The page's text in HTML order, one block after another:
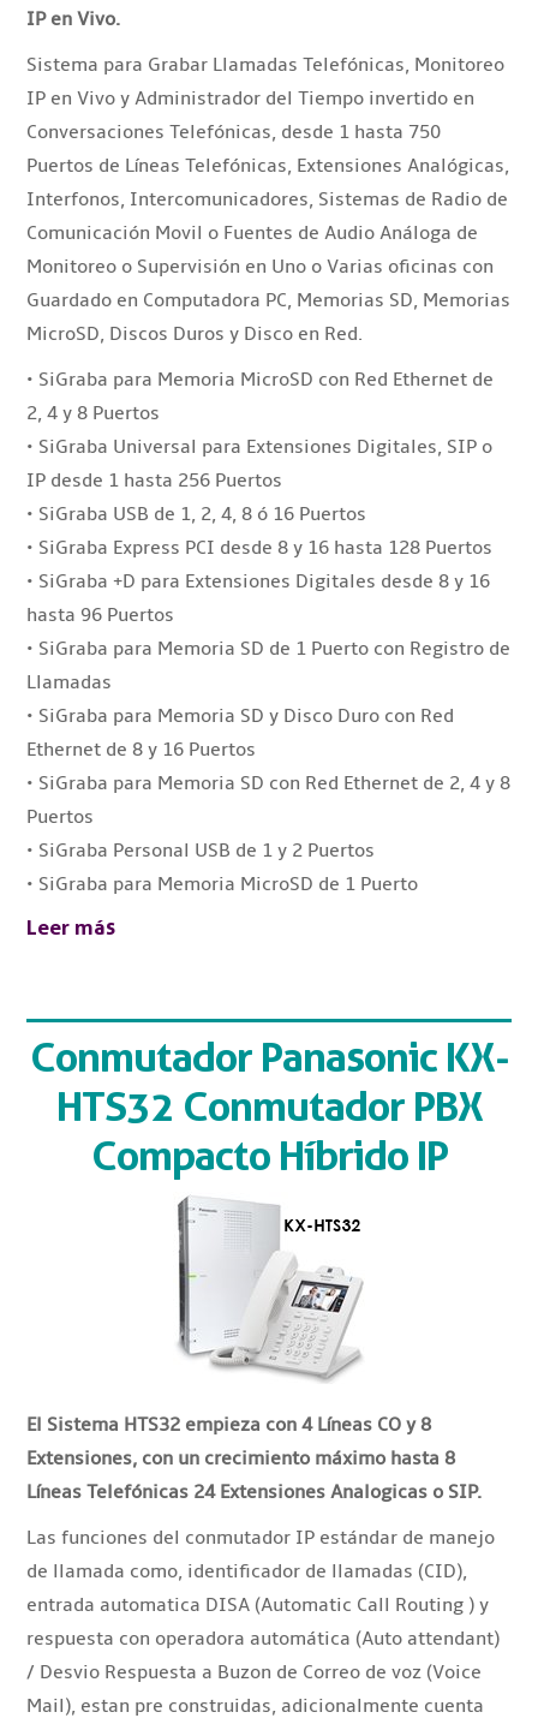
IP en Vivo.
Sistema para Grabar Llamadas Telefónicas, Monitoreo
IP en Vivo y Administrador del Tiempo invertido en
Conversaciones Telefónicas, desde 1 hasta 750
Puertos de Líneas Telefónicas, Extensiones Analógicas,
Interfonos, Intercomunicadores, Sistemas de Radio de
Comunicación Movil o Fuentes de Audio Análoga de
Monitoreo o Supervisión en Uno o Varias oficinas con
Guardado en Computadora PC, Memorias SD, Memorias
MicroSD, Discos Duros y Disco en Red.
• SiGraba para Memoria MicroSD con Red Ethernet de
2, 4 y 8 Puertos
• SiGraba Universal para Extensiones Digitales, SIP o
IP desde 1 hasta 256 Puertos
• SiGraba USB de 1, 2, 4, 8 ó 16 Puertos
• SiGraba Express PCI desde 8 y 16 hasta 128 Puertos
• SiGraba +D para Extensiones Digitales desde 8 y 16
hasta 96 Puertos
• SiGraba para Memoria SD de 1 Puerto con Registro de
Llamadas
• SiGraba para Memoria SD y Disco Duro con Red
Ethernet de 8 y 16 Puertos
• SiGraba para Memoria SD con Red Ethernet de 2, 4 y 8
Puertos
• SiGraba Personal USB de 1 y 2 Puertos
• SiGraba para Memoria MicroSD de 1 Puerto
Leer más
Conmutador Panasonic KX-
HTS32 Conmutador PBX
Compacto Híbrido IP
El Sistema HTS32 empieza con 4 Líneas CO y 8
Extensiones, con un crecimiento máximo hasta 8
Líneas Telefónicas 24 Extensiones Analogicas o SIP.
Las funciones del conmutador IP estándar de manejo
de llamada como, identificador de llamadas (CID),
entrada automatica DISA (Automatic Call Routing ) y
respuesta con operadora automática (Auto attendant)
/ Desvio Respuesta a Buzon de Correo de voz (Voice
Mail), estan pre construidas, adicionalmente cuenta